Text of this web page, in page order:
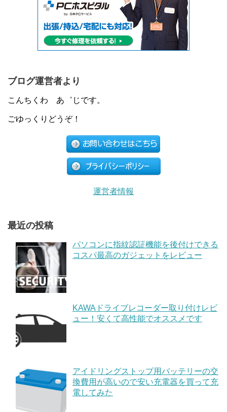
ブログ運営者より
こんちくわ あ゛じです。
ごゆっくりどうぞ！
運営者情報
最近の投稿
パソコンに指紋認証機能を後付けできる
コスパ最高のガジェットをレビュー
KAWAドライブレコーダー取り付けレビ
ュー！安くて高性能でオススメです
アイドリングストップ用バッテリーの交
換費用が高いので安い充電器を買って充
電してみた